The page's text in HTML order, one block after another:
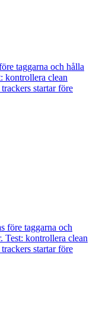
taggarna och hålla
kontrollera clean
startar före
före taggarna och
Test: kontrollera clean
startar före